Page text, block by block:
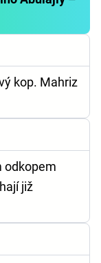
kop. Mahriz
odkopem
již